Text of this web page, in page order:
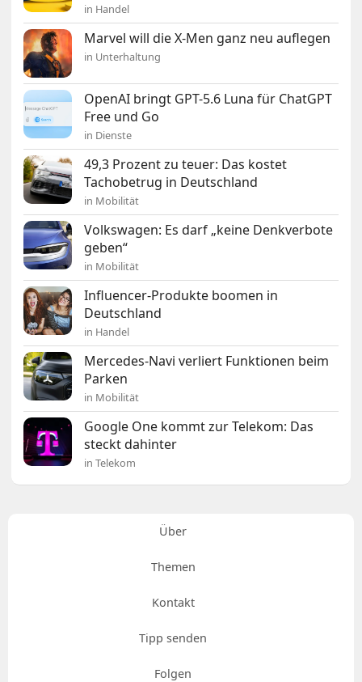
in Handel
Marvel will die X-Men ganz neu auflegen
in Unterhaltung
OpenAI bringt GPT-5.6 Luna für ChatGPT
Free und Go
in Dienste
49,3 Prozent zu teuer: Das kostet
Tachobetrug in Deutschland
in Mobilität
Volkswagen: Es darf „keine Denkverbote
geben“
in Mobilität
Influencer-Produkte boomen in
Deutschland
in Handel
Mercedes-Navi verliert Funktionen beim
Parken
in Mobilität
Google One kommt zur Telekom: Das
steckt dahinter
in Telekom
Über
Themen
Kontakt
Tipp senden
Folgen